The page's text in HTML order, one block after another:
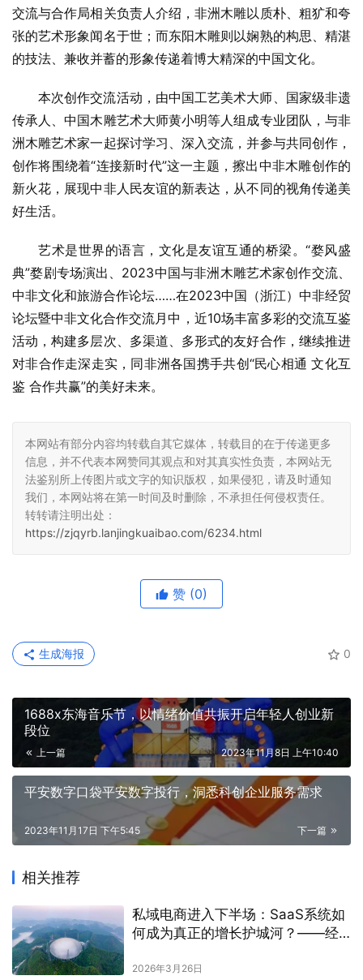
交流与合作局相关负责人介绍，非洲木雕以质朴、粗犷和夸
张的艺术形象闻名于世；而东阳木雕则以娴熟的构思、精湛
的技法、兼收并蓄的形象传递着博大精深的中国文化。
本次创作交流活动，由中国工艺美术大师、国家级非遗
传承人、中国木雕艺术大师黄小明等人组成专业团队，与非
洲木雕艺术家一起探讨学习、深入交流，并参与共同创作，
创作将围绕着“连接新时代”这一主题，擦出中非木雕创作的
新火花，展现中非人民友谊的新表达，从不同的视角传递美
好生活。
艺术是世界的语言，文化是友谊互通的桥梁。“婺风盛
典”婺剧专场演出、2023中国与非洲木雕艺术家创作交流、
中非文化和旅游合作论坛……在2023中国（浙江）中非经贸
论坛暨中非文化合作交流月中，近10场丰富多彩的交流互鉴
活动，构建多层次、多渠道、多形式的友好合作，继续推进
对非合作走深走实，同非洲各国携手共创“民心相通 文化互
鉴 合作共赢”的美好未来。
本网站有部分内容均转载自其它媒体，转载目的在于传递更多
信息，并不代表本网赞同其观点和对其真实性负责，本网站无
法鉴别所上传图片或文字的知识版权，如果侵犯，请及时通知
我们，本网站将在第一时间及时删除，不承担任何侵权责任。
转转请注明出处：
https://zjqyrb.lanjingkuaibao.com/6234.html
赞 (0)
0
生成海报
1688x东海音乐节，以情绪价值共振开启年轻人创业新
段位
上一篇 2023年11月8日 上午10:40
平安数字口袋平安数字投行，洞悉科创企业服务需求
下一篇
2023年11月17日 下午5:45
相关推荐
私域电商进入下半场：SaaS系统如
何成为真正的增长护城河？——经
结构化系统成为关键变量
2026年3月26日